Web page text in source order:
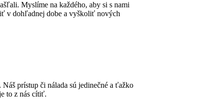
Myslíme na každého, aby si s nami
v dohľadnej dobe a vyškoliť nových
prístup či nálada sú jedinečné a ťažko
to z nás cítiť.